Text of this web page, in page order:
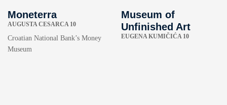
Moneterra
AUGUSTA CESARCA 10
Croatian National Bank’s Money
Museum
Museum of
Unfinished Art
EUGENA KUMIČIĆA 10